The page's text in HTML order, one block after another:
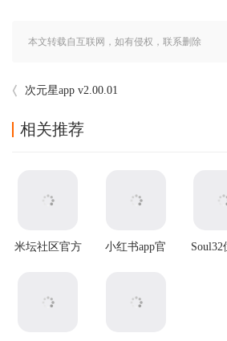
本文转载自互联网，如有侵权，联系删除
次元星app v2.00.01
相关推荐
米坛社区官方
小红书app官